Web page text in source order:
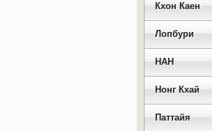
Кхон Каен
Лопбури
НАН
Нонг Кхай
Паттайя